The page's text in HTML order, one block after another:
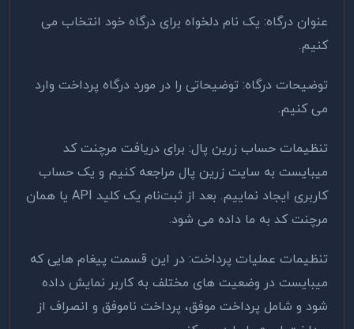
عنوان درگاه: یک نام دلخواه برای درگاه خود انتخاب می
کنیم.
توضیحات درگاه: توضیحاتی را در مورد درگاه پرداخت وارد
می کنیم.
تنظیمات حساب زرین پال: برای دریافت مرچنت کد
میبایست به سایت زرین ‌پال مراجعه کنیم و یک حساب
کاربری ایجاد نماییم. بعد از ثبت‌نام یک کلید API یا همان
مرچنت کد به ما داده می شود.
تنظیمات عملیات پرداخت: در این قسمت پیغام‌ هایی که
میبایست در وضعیت های مختلف به کاربر نمایش داده
شود و شامل پرداخت موفق، پرداخت ناموفق و انصراف از